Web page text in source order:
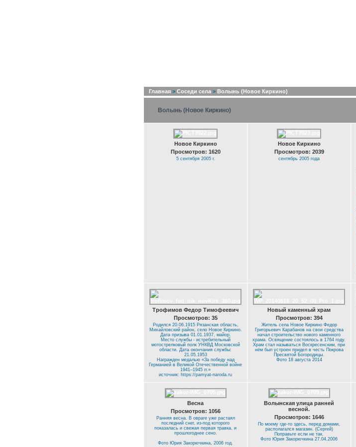
Главная > Соседи села > Волынь (Новое Киркино)
Волынь (Новое Киркино)
Новое Киркино
Просмотров: 1620
5 сентября 2005 г.
Новое Киркино
Просмотров: 2039
сентябрь 2005 года
Трофимов Федор Тимофеевич
Просмотров: 35
Родился 20.06.1915 Рязанская область,
Михайловский район, село Новое Киркино.
Дата призыва 01.01.1937, майор.
Место службы - истребительный
мотострелковый полк УНКВД Московской
области. Дата окончания службы:
21.05.1953
Награжден медалью «За победу над
Германией в Великой Отечественной войне
1941–1945 гг.»
источник: https://pamyat-naroda.ru
Новый каменный храм
Просмотров: 394
Житель села Новое Киркино Федор
Григорьевич Карабанов на свои средства
начал строительство нового каменного
храма. Освящение состоялось в 1764 году.
Храм стал называться Воскресенским, при
нём был устроен придел в честь Покрова
Пресвятой Богородицы.
Фото 18 августа 2014
Весна
Просмотров: 1056
Ранняя весна. В овраге уже растаял
последний снег, из-под которого
показалась и свежая первая травка, и
прошлогоднее сено.
Фото Юрия Закорючкина, 2006 год.
Волынская улица ранней
весной.
Просмотров: 1646
По моему где-то здесь, перед домами,
располагался магазин. (Сергей)
Поправьте если не так.
Фото Юрия Закорючкина 27.04.2006